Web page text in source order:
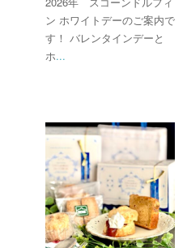
ン ホワイトデーのご案内で
す！ バレンタインデーと
ホ...